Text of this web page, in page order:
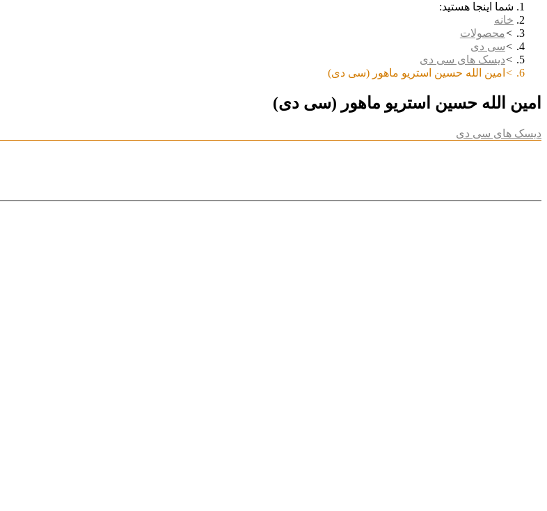
شما اینجا هستید:
خانه
محصولات
سی دی
دیسک های سی دی
امین الله حسین استریو ماهور (سی دی)
امین الله حسین استریو ماهور (سی دی)
دیسک های سی دی